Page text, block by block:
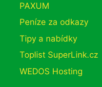
PAXUM
Peníze za odkazy
Tipy a nabídky
Toplist SuperLink.cz
WEDOS Hosting